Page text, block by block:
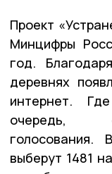
Проект
Минцифры
год.
деревнях
интернет.
очередь,
выберут 1481